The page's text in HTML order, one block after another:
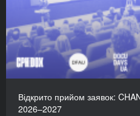
Відкрито прийом заявок:
2026–2027